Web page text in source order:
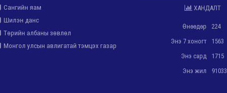
Сангийн яам
Шилэн данс
Төрийн албаны зөвлөл
Монгол улсын авлигатай тэмцэх газар
ХАНДАЛТ
Өнөөдөр
224
Энэ 7 хоногт
1563
Энэ сард
1715
Энэ жил
91033